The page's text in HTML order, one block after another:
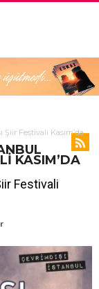
Şiir Festivali Kasım’da
KASIM’DA
Festivali